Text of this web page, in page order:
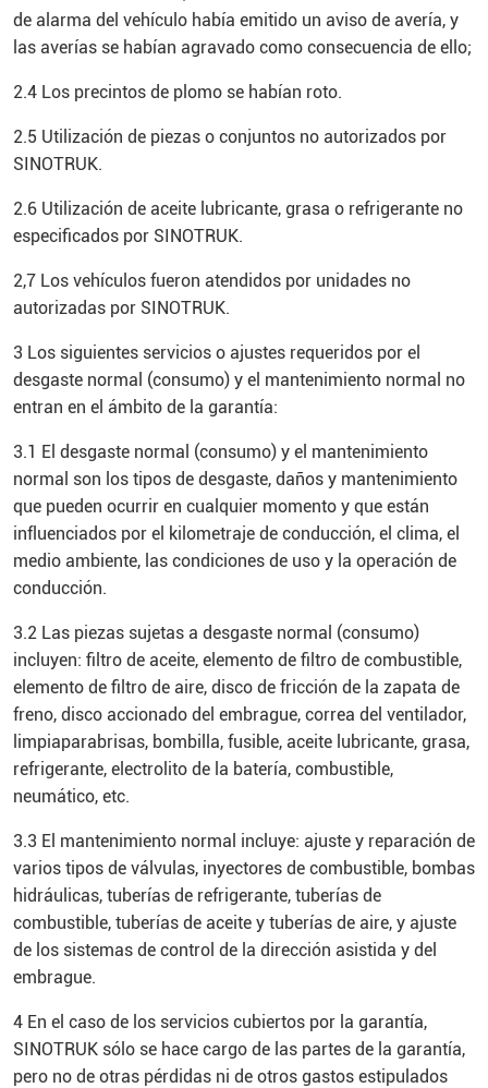
de alarma del vehículo había emitido un aviso de avería, y
las averías se habían agravado como consecuencia de ello;
2.4 Los precintos de plomo se habían roto.
2.5 Utilización de piezas o conjuntos no autorizados por
SINOTRUK.
2.6 Utilización de aceite lubricante, grasa o refrigerante no
especificados por SINOTRUK.
2,7 Los vehículos fueron atendidos por unidades no
autorizadas por SINOTRUK.
3 Los siguientes servicios o ajustes requeridos por el
desgaste normal (consumo) y el mantenimiento normal no
entran en el ámbito de la garantía:
3.1 El desgaste normal (consumo) y el mantenimiento
normal son los tipos de desgaste, daños y mantenimiento
que pueden ocurrir en cualquier momento y que están
influenciados por el kilometraje de conducción, el clima, el
medio ambiente, las condiciones de uso y la operación de
conducción.
3.2 Las piezas sujetas a desgaste normal (consumo)
incluyen: filtro de aceite, elemento de filtro de combustible,
elemento de filtro de aire, disco de fricción de la zapata de
freno, disco accionado del embrague, correa del ventilador,
limpiaparabrisas, bombilla, fusible, aceite lubricante, grasa,
refrigerante, electrolito de la batería, combustible,
neumático, etc.
3.3 El mantenimiento normal incluye: ajuste y reparación de
varios tipos de válvulas, inyectores de combustible, bombas
hidráulicas, tuberías de refrigerante, tuberías de
combustible, tuberías de aceite y tuberías de aire, y ajuste
de los sistemas de control de la dirección asistida y del
embrague.
4 En el caso de los servicios cubiertos por la garantía,
SINOTRUK sólo se hace cargo de las partes de la garantía,
pero no de otras pérdidas ni de otros gastos estipulados